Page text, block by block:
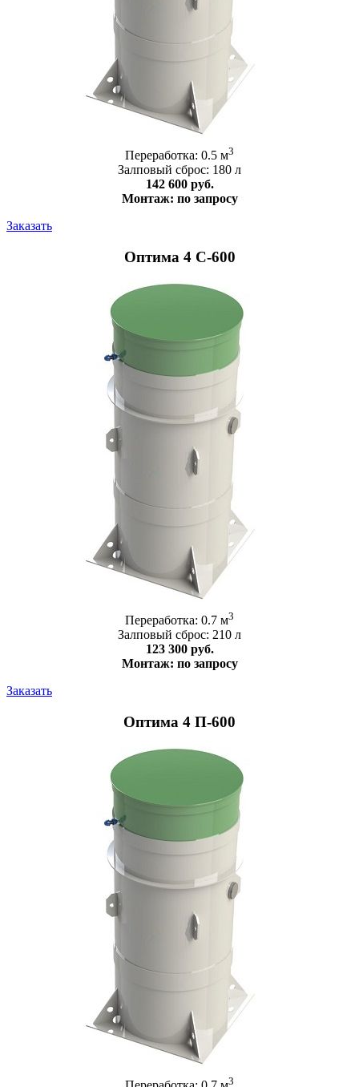
Переработка: 0.5 м3
Залповый сброс: 180 л
142 600 руб.
Монтаж: по запросу
Заказать
Оптима 4 С-600
Переработка: 0.7 м3
Залповый сброс: 210 л
123 300 руб.
Монтаж: по запросу
Заказать
Оптима 4 П-600
3